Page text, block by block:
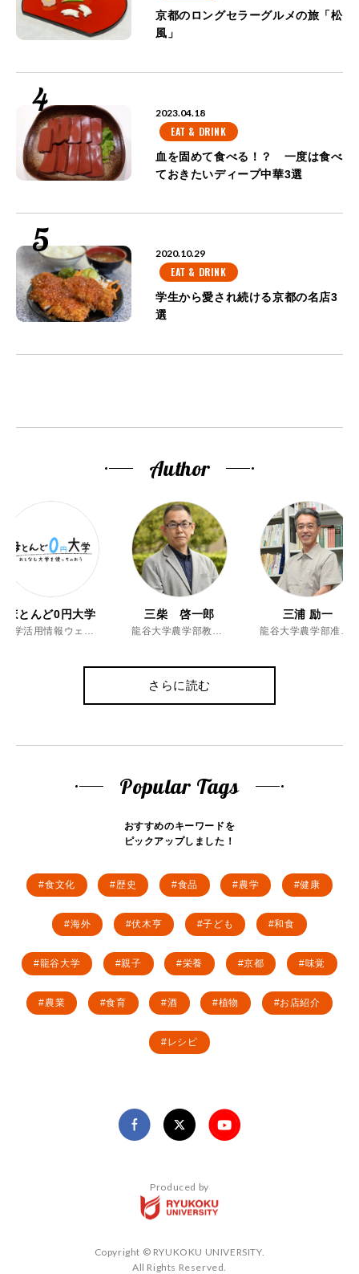
京都のロングセラーグルメの旅「松
風」
2023.04.18
EAT & DRINK
血を固めて食べる！？ 一度は食べ
ておきたいディープ中華3選
2020.10.29
EAT & DRINK
学生から愛され続ける京都の名店3
選
Author
ほとんど0円大学 三柴 啓一郎 三浦 励一
さらに読む
Popular Tags
おすすめのキーワードを
ピックアップしました！
食文化 歴史 食品 農学 健康
海外 伏木亨 子ども 和食
龍谷大学 親子 栄養 京都 味覚
農業 食育 酒 植物 お店紹介
レシピ
Produced by
Copyright © RYUKOKU UNIVERSITY.
All Rights Reserved.